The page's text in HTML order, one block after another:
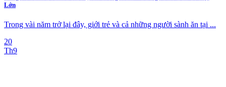
Lớn
Trong vài năm trở lại đây, giới trẻ và cả những người sành ăn tại ...
20
Th9